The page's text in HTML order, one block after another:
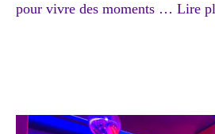
pour vivre des moments … Lire